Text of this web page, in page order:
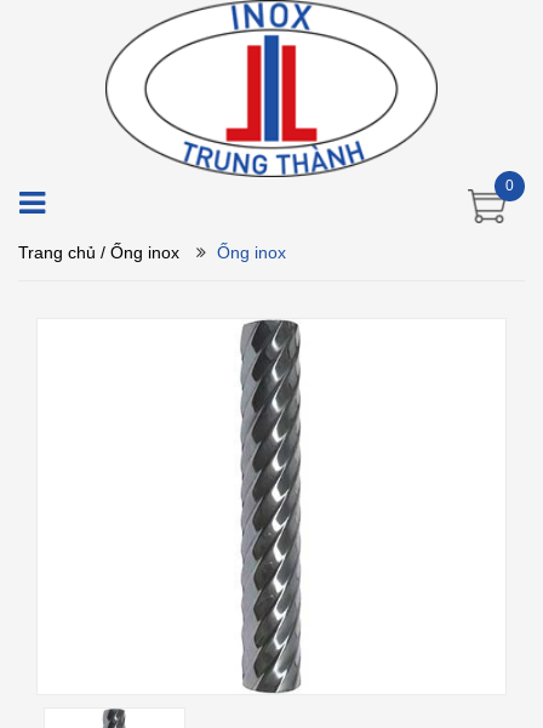
0
Trang chủ / Ống inox Ống inox